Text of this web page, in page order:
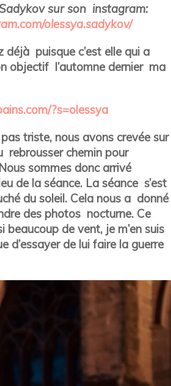
sur son instagram:
olessya.sadykov/
déjà puisque c’est elle qui a
objectif l’automne dernier ma
?s=olessya
triste, nous avons crevée sur
chemin pour
sommes donc arrivé
de la séance. La séance s’est
du soleil. Cela nous a donné
des photos nocturne. Ce
beaucoup de vent, je m’en suis
d’essayer de lui faire la guerre